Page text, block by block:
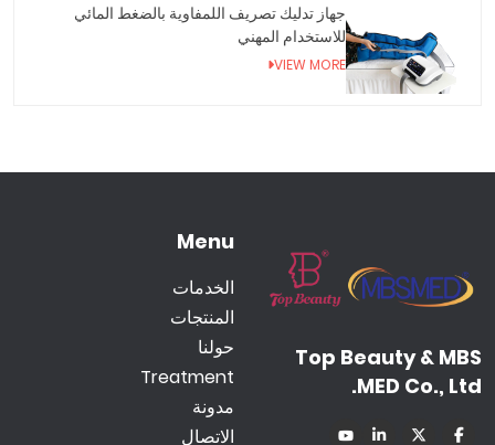
جهاز تدليك تصريف اللمفاوية بالضغط المائي
للاستخدام المهني
VIEW MORE
Top Beauty & MBS
MED Co., Ltd.
Menu
الخدمات
المنتجات
حولنا
Treatment
مدونة
الاتصال